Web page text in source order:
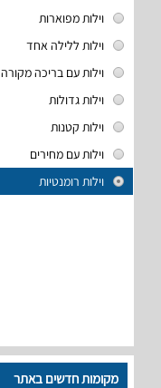
וילות מפוארות
וילות ללילה אחד
וילות עם בריכה מקורה
וילות גדולות
וילות קטנות
וילות עם מחירים
וילות רומנטיות
מקומות חדשים באתר